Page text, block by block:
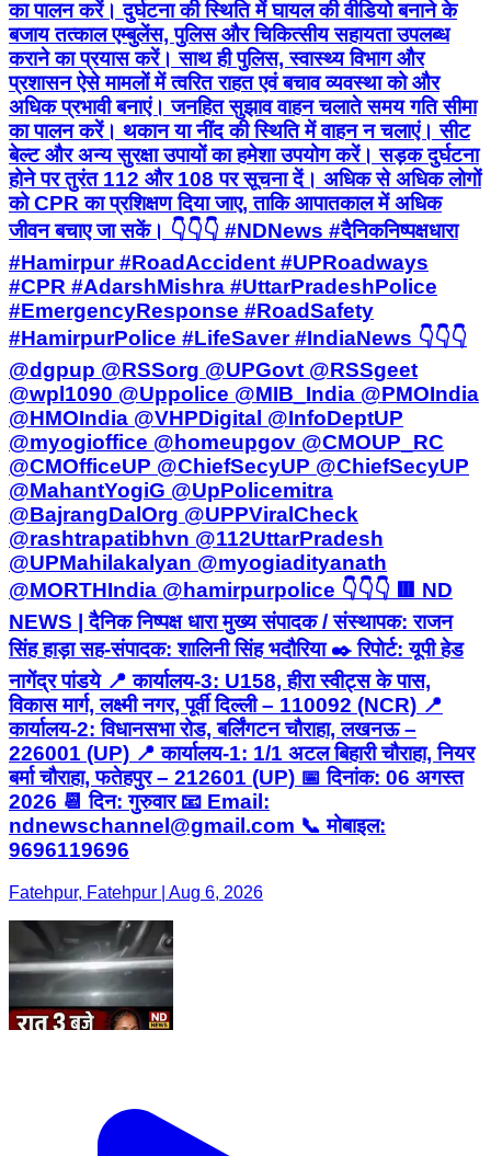
का पालन करें। दुर्घटना की स्थिति में घायल की वीडियो बनाने के
बजाय तत्काल एम्बुलेंस, पुलिस और चिकित्सीय सहायता उपलब्ध
कराने का प्रयास करें। साथ ही पुलिस, स्वास्थ्य विभाग और
प्रशासन ऐसे मामलों में त्वरित राहत एवं बचाव व्यवस्था को और
अधिक प्रभावी बनाएं। जनहित सुझाव वाहन चलाते समय गति सीमा
का पालन करें। थकान या नींद की स्थिति में वाहन न चलाएं। सीट
बेल्ट और अन्य सुरक्षा उपायों का हमेशा उपयोग करें। सड़क दुर्घटना
होने पर तुरंत 112 और 108 पर सूचना दें। अधिक से अधिक लोगों
को CPR का प्रशिक्षण दिया जाए, ताकि आपातकाल में अधिक
जीवन बचाए जा सकें। 👇👇👇 #NDNews #दैनिकनिष्पक्षधारा
#Hamirpur #RoadAccident #UPRoadways
#CPR #AdarshMishra #UttarPradeshPolice
#EmergencyResponse #RoadSafety
#HamirpurPolice #LifeSaver #IndiaNews 👇👇👇
@dgpup @RSSorg @UPGovt @RSSgeet
@wpl1090 @Uppolice @MIB_India @PMOIndia
@HMOIndia @VHPDigital @InfoDeptUP
@myogioffice @homeupgov @CMOUP_RC
@CMOfficeUP @ChiefSecyUP @ChiefSecyUP
@MahantYogiG @UpPolicemitra
@BajrangDalOrg @UPPViralCheck
@rashtrapatibhvn @112UttarPradesh
@UPMahilakalyan @myogiadityanath
@MORTHIndia @hamirpurpolice 👇👇👇 🟥 ND
NEWS | दैनिक निष्पक्ष धारा मुख्य संपादक / संस्थापक: राजन
सिंह हाड़ा सह-संपादक: शालिनी सिंह भदौरिया ✒️ रिपोर्ट: यूपी हेड
नागेंद्र पांडये 📍 कार्यालय-3: U158, हीरा स्वीट्स के पास,
विकास मार्ग, लक्ष्मी नगर, पूर्वी दिल्ली – 110092 (NCR) 📍
कार्यालय-2: विधानसभा रोड, बर्लिंगटन चौराहा, लखनऊ –
226001 (UP) 📍 कार्यालय-1: 1/1 अटल बिहारी चौराहा, नियर
बर्मा चौराहा, फतेहपुर – 212601 (UP) 📅 दिनांक: 06 अगस्त
2026 📆 दिन: गुरुवार 📧 Email:
ndnewschannel@gmail.com 📞 मोबाइल:
9696119696
Fatehpur, Fatehpur | Aug 6, 2026